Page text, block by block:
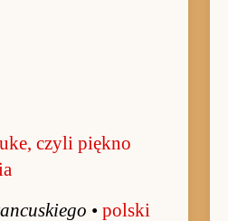
czyli piękno
• pol­ski